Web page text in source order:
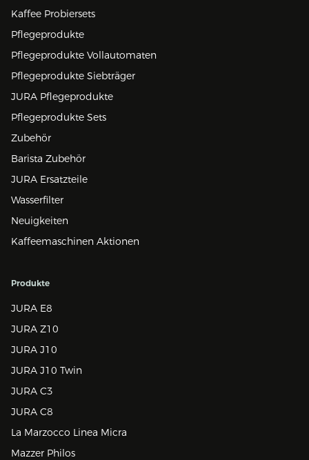
Kaffee Probiersets
Pflegeprodukte
Pflegeprodukte Vollautomaten
Pflegeprodukte Siebträger
JURA Pflegeprodukte
Pflegeprodukte Sets
Zubehör
Barista Zubehör
JURA Ersatzteile
Wasserfilter
Neuigkeiten
Kaffeemaschinen Aktionen
Produkte
JURA E8
JURA Z10
JURA J10
JURA J10 Twin
JURA C3
JURA C8
La Marzocco Linea Micra
Mazzer Philos